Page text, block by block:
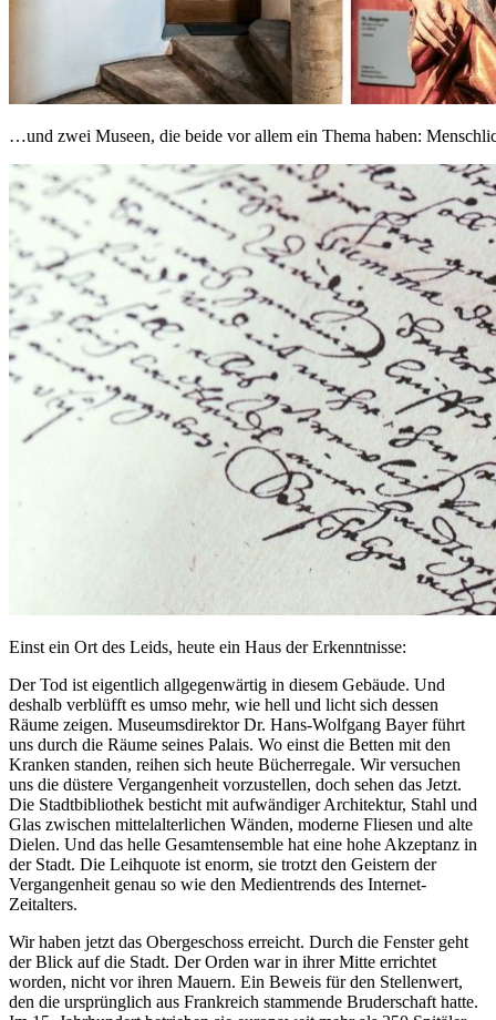
…und zwei Museen, die beide vor allem ein Thema haben:
Einst ein Ort des Leids, heute ein Haus der Erkenntnisse:
Der Tod ist eigentlich allgegenwärtig in diesem Gebäude. Und
deshalb verblüfft es umso mehr, wie hell und licht sich dessen
Räume zeigen. Museumsdirektor Dr. Hans-Wolfgang Bayer führt
uns durch die Räume seines Palais. Wo einst die Betten mit den
Kranken standen, reihen sich heute Bücherregale. Wir versuchen
uns die düstere Vergangenheit vorzustellen, doch sehen das Jetzt.
Die Stadtbibliothek besticht mit aufwändiger Architektur, Stahl und
Glas zwischen mittelalterlichen Wänden, moderne Fliesen und alte
Dielen. Und das helle Gesamtensemble hat eine hohe Akzeptanz in
der Stadt. Die Leihquote ist enorm, sie trotzt den Geistern der
Vergangenheit genau so wie den Medientrends des Internet-
Zeitalters.
Wir haben jetzt das Obergeschoss erreicht. Durch die Fenster geht
der Blick auf die Stadt. Der Orden war in ihrer Mitte errichtet
worden, nicht vor ihren Mauern. Ein Beweis für den Stellenwert,
den die ursprünglich aus Frankreich stammende Bruderschaft hatte.